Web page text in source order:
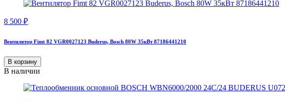
8 500 ₽
Вентилятор Fimt 82 VGR0027123 Buderus, Bosch 80W 35кВт 87186441210
В корзину
В наличии